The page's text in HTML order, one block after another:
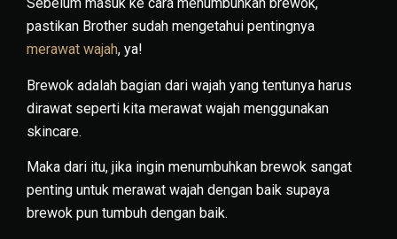
Sebelum masuk ke cara menumbuhkan brewok,
pastikan Brother sudah mengetahui pentingnya
merawat wajah, ya!
Brewok adalah bagian dari wajah yang tentunya harus
dirawat seperti kita merawat wajah menggunakan
skincare.
Maka dari itu, jika ingin menumbuhkan brewok sangat
penting untuk merawat wajah dengan baik supaya
brewok pun tumbuh dengan baik.